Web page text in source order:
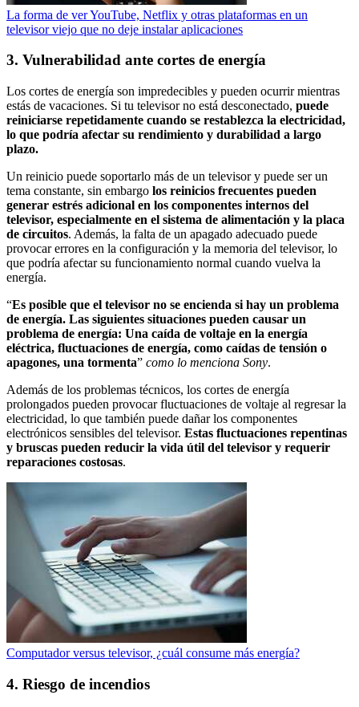
La forma de ver YouTube, Netflix y otras plataformas en un
televisor viejo que no deje instalar aplicaciones
3. Vulnerabilidad ante cortes de energía
Los cortes de energía son impredecibles y pueden ocurrir mientras
estás de vacaciones. Si tu televisor no está desconectado, puede
reiniciarse repetidamente cuando se restablezca la electricidad,
lo que podría afectar su rendimiento y durabilidad a largo
plazo.
Un reinicio puede soportarlo más de un televisor y puede ser un
tema constante, sin embargo los reinicios frecuentes pueden
generar estrés adicional en los componentes internos del
televisor, especialmente en el sistema de alimentación y la placa
de circuitos. Además, la falta de un apagado adecuado puede
provocar errores en la configuración y la memoria del televisor, lo
que podría afectar su funcionamiento normal cuando vuelva la
energía.
“Es posible que el televisor no se encienda si hay un problema
de energía. Las siguientes situaciones pueden causar un
problema de energía: Una caída de voltaje en la energía
eléctrica, fluctuaciones de energía, como caídas de tensión o
apagones, una tormenta” como lo menciona Sony.
Además de los problemas técnicos, los cortes de energía
prolongados pueden provocar fluctuaciones de voltaje al regresar la
electricidad, lo que también puede dañar los componentes
electrónicos sensibles del televisor. Estas fluctuaciones repentinas
y bruscas pueden reducir la vida útil del televisor y requerir
reparaciones costosas.
Computador versus televisor, ¿cuál consume más energía?
4. Riesgo de incendios